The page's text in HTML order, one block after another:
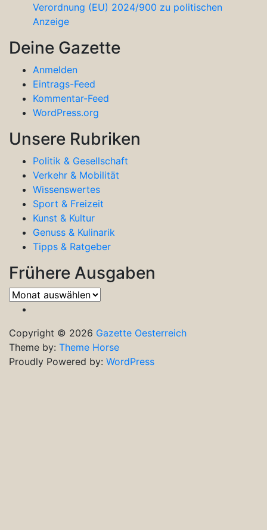
Verordnung (EU) 2024/900 zu politischen
Anzeige
Deine Gazette
Anmelden
Eintrags-Feed
Kommentar-Feed
WordPress.org
Unsere Rubriken
Politik & Gesellschaft
Verkehr & Mobilität
Wissenswertes
Sport & Freizeit
Kunst & Kultur
Genuss & Kulinarik
Tipps & Ratgeber
Frühere Ausgaben
Frühere
Ausgaben
Copyright © 2026 Gazette Oesterreich
Theme by: Theme Horse
Proudly Powered by: WordPress